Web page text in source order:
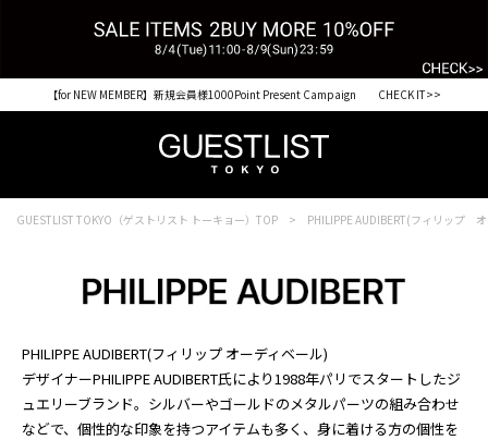
【for NEW MEMBER】新規会員様1000Point Present Campaign CHECK IT>>
GUESTLIST TOKYO（ゲストリスト トーキョー）TOP PHILIPPE AUDIBERT(フィリップ
PHILIPPE AUDIBERT(フィリップ オーディベール)
デザイナーPHILIPPE AUDIBERT氏により1988年パリでスタートしたジ
ュエリーブランド。シルバーやゴールドのメタルパーツの組み合わせ
などで、個性的な印象を持つアイテムも多く、身に着ける方の個性を